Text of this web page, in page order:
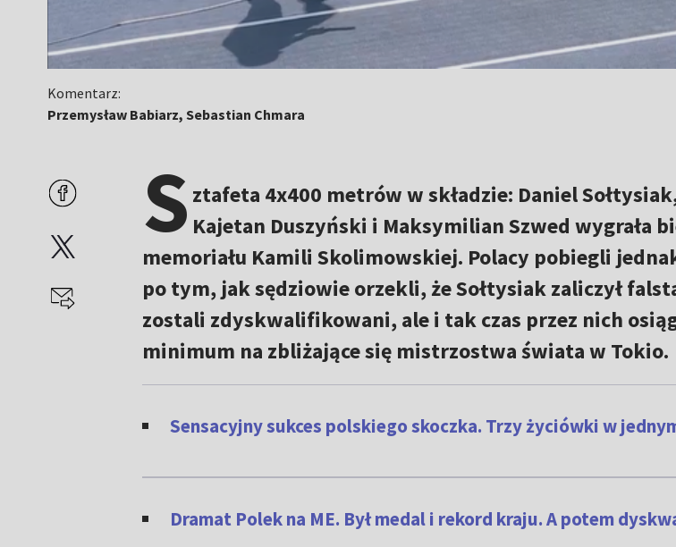
Komentarz:
Przemysław Babiarz, Sebastian Chmara
S ztafeta 4x400 metrów w składzie: Daniel
Kajetan Duszyński i Maksymilian Szwed wygrała
memoriału Kamili Skolimowskiej. Polacy pobiegli
po tym, jak sędziowie orzekli, że Sołtysiak zaliczył
zostali zdyskwalifikowani, ale i tak czas przez nich
minimum na zbliżające się mistrzostwa świata w Tokio.
Sensacyjny sukces polskiego skoczka. Trzy życiówki w
Dramat Polek na ME. Był medal i rekord kraju. A potem